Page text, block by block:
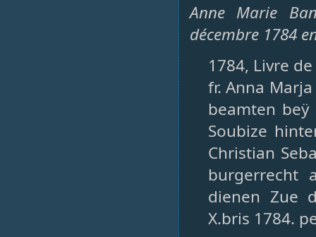
Anne Marie
décembre 1784
1784, Livre
fr. Anna
beamten
Soubize
Christian
dienen Zue
X.bris 1784.